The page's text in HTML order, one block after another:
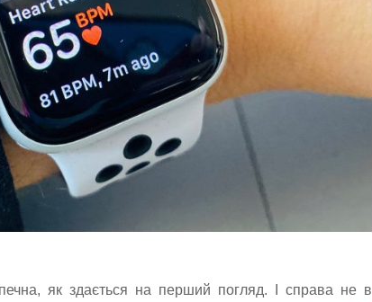
як здається на перший погляд. І справа не в